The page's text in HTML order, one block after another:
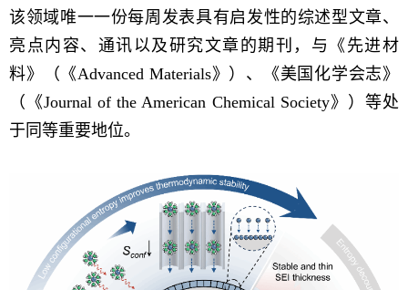
该领域唯一一份每周发表具有启发性的综述型文章、
亮点内容、通讯以及研究文章的期刊，与《先进材
料》（《Advanced Materials》）、《美国化学会志》
（《Journal of the American Chemical Society》）等处
于同等重要地位。